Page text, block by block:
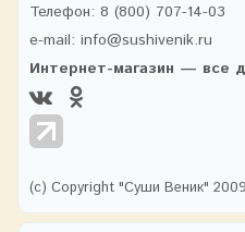
Телефон: 8 (800) 707-14-03
e-mail: info@sushivenik.ru
Интернет-магазин — все
(с) Copyright "Суши Веник"